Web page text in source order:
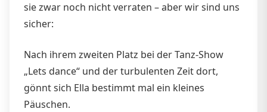
sie zwar noch nicht verraten – aber wir sind uns
sicher:
Nach ihrem zweiten Platz bei der Tanz-Show
„Lets dance“ und der turbulenten Zeit dort,
gönnt sich Ella bestimmt mal ein kleines
Päuschen.